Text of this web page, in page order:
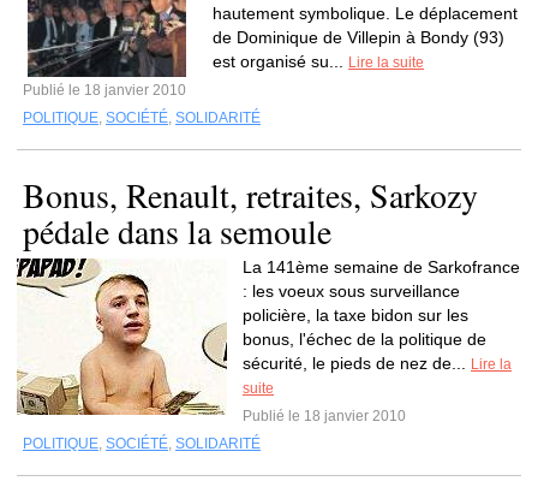
hautement symbolique. Le déplacement
de Dominique de Villepin à Bondy (93)
est organisé su...
Lire la suite
Publié le 18 janvier 2010
POLITIQUE, SOCIÉTÉ, SOLIDARITÉ
Bonus, Renault, retraites, Sarkozy
pédale dans la semoule
La 141ème semaine de Sarkofrance
: les voeux sous surveillance
policière, la taxe bidon sur les
bonus, l'échec de la politique de
sécurité, le pieds de nez de...
Lire la
suite
Publié le 18 janvier 2010
POLITIQUE, SOCIÉTÉ, SOLIDARITÉ